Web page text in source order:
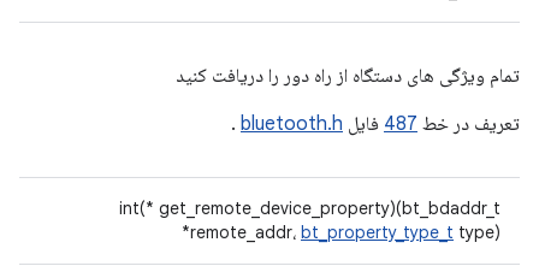
تمام ویژگی های دستگاه از راه دور را دریافت کنید
تعریف در خط 487 فایل bluetooth.h
.
int(* get_remote_device_property)(bt_bdaddr_t
*remote_addr، bt_property_type_t type)